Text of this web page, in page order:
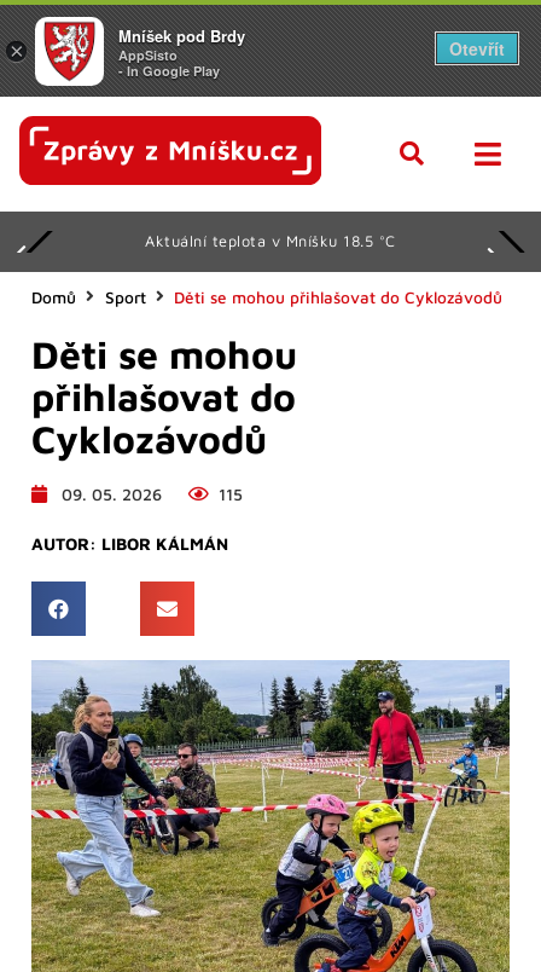
Aktuální teplota v Mníšku 18.5 °C
Domů Sport Děti se mohou přihlašovat do Cyklozávodů
Děti se mohou
přihlašovat do
Cyklozávodů
09. 05. 2026 115
AUTOR: LIBOR KÁLMÁN
×
Mníšek pod Brdy
AppSisto
- In Google Play
Otevřít